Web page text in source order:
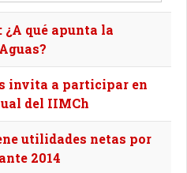
qué apunta la
invita a participar en
del IIMCh
utilidades netas por
2014